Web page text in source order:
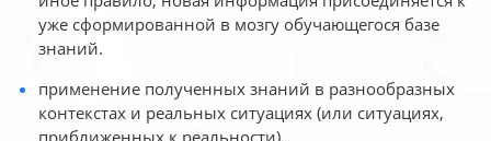
уже сформированной в мозгу обучающегося базе
знаний.
применение полученных знаний в разнообразных
контекстах и реальных ситуациях (или ситуациях,
приближенных к реальности).